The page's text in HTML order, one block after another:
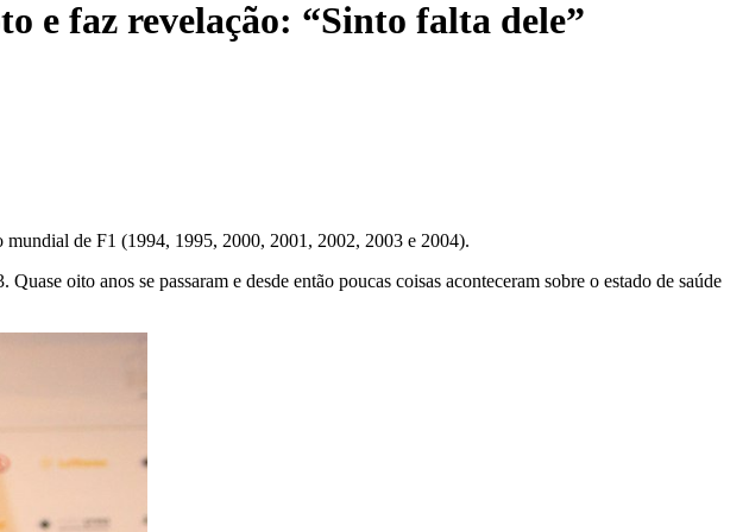
e faz revelação: “Sinto falta dele”
de F1 (1994, 1995, 2000, 2001, 2002, 2003 e 2004).
oito anos se passaram e desde então poucas coisas aconteceram sobre o estado de saúde